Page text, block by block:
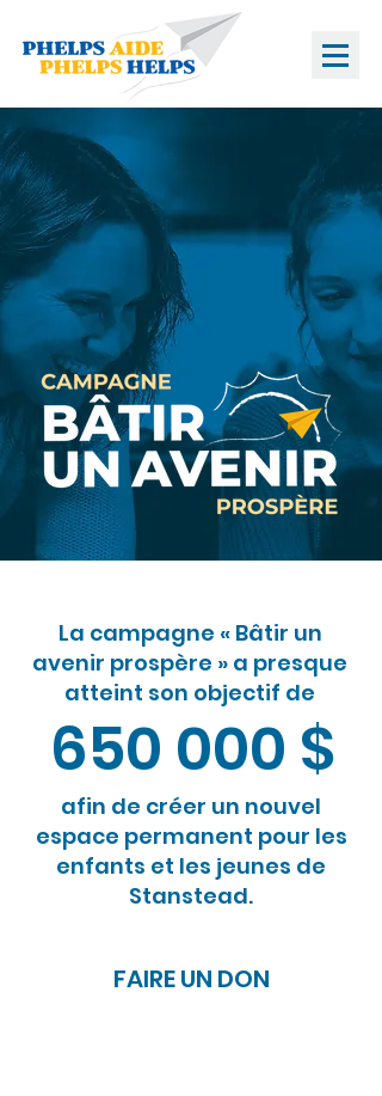
La campagne « Bâtir un
avenir prospère » a presque
atteint son objectif de
650 000 $
afin de créer un nouvel
espace permanent pour les
enfants et les jeunes de
Stanstead.
FAIRE UN DON